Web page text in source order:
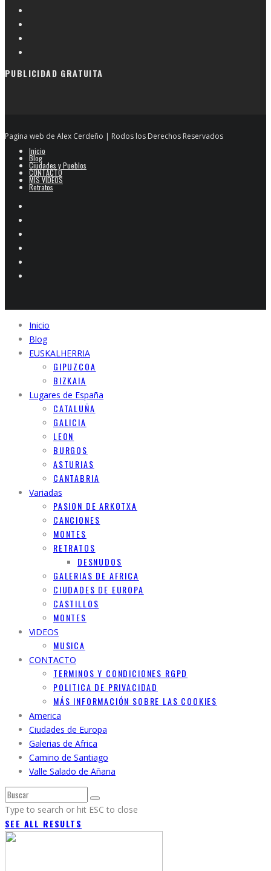
PUBLICIDAD GRATUITA
Pagina web de Alex Cerdeño | Rodos los Derechos Reservados
Inicio
Blog
Ciudades y Pueblos
CONTACTO
MIS VIDEOS
Retratos
Inicio
Blog
EUSKALHERRIA
GIPUZCOA
BIZKAIA
Lugares de España
CATALUÑA
GALICIA
LEON
BURGOS
ASTURIAS
CANTABRIA
Variadas
PASION DE ARKOTXA
CANCIONES
MONTES
RETRATOS
DESNUDOS
GALERIAS DE AFRICA
CIUDADES DE EUROPA
CASTILLOS
MONTES
ViDEOS
MUSICA
CONTACTO
TERMINOS Y CONDICIONES RGPD
POLITICA DE PRIVACIDAD
MÁS INFORMACIÓN SOBRE LAS COOKIES
America
Ciudades de Europa
Galerias de Africa
Camino de Santiago
Valle Salado de Añana
Type to search or hit ESC to close
SEE ALL RESULTS